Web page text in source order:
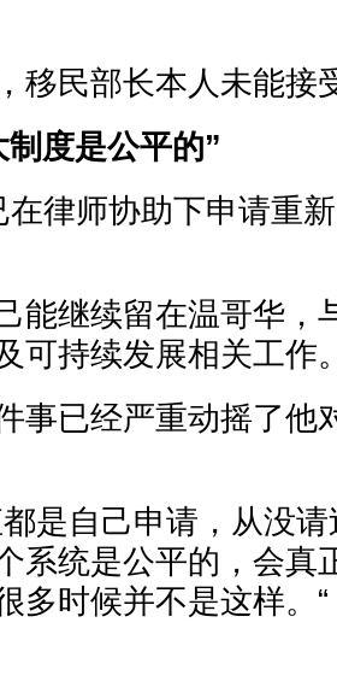
移民部长本人未能接
度是公平的”
在律师协助下申请重
能继续留在温哥华，
可持续发展相关工作
事已经严重动摇了他
是自己申请，从没
系统是公平的，会真
多时候并不是这样。“